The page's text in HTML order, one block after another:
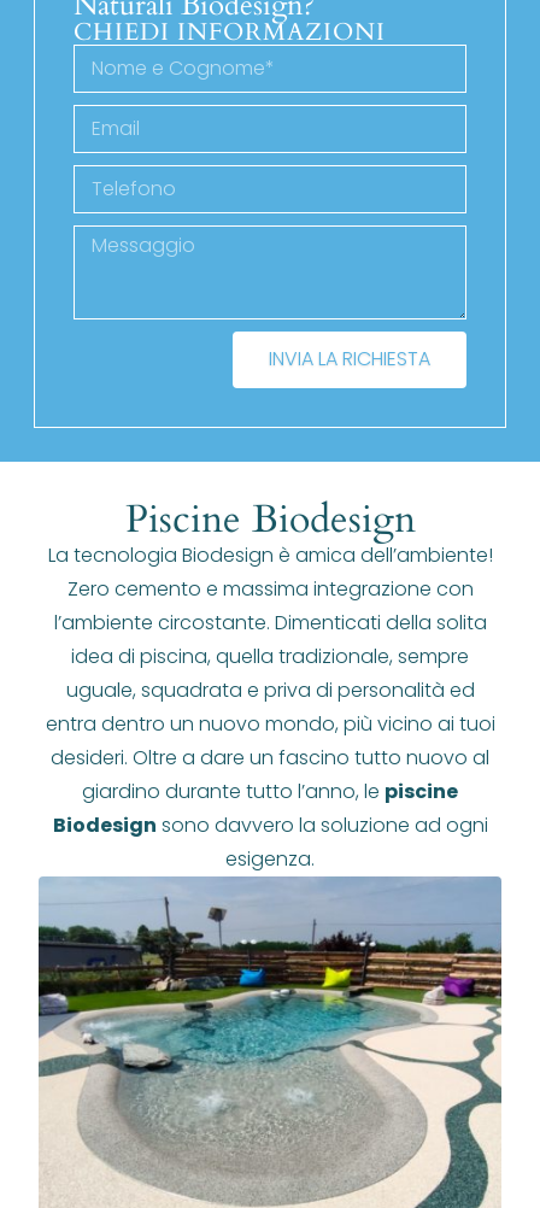
CHIEDI INFORMAZIONI
INVIA LA RICHIESTA
Piscine Biodesign
La tecnologia Biodesign è amica dell’ambiente!
Zero cemento e massima integrazione con
l’ambiente circostante. Dimenticati della solita
idea di piscina, quella tradizionale, sempre
uguale, squadrata e priva di personalità ed
entra dentro un nuovo mondo, più vicino ai tuoi
desideri. Oltre a dare un fascino tutto nuovo al
giardino durante tutto l’anno, le piscine
Biodesign sono davvero la soluzione ad ogni
esigenza.